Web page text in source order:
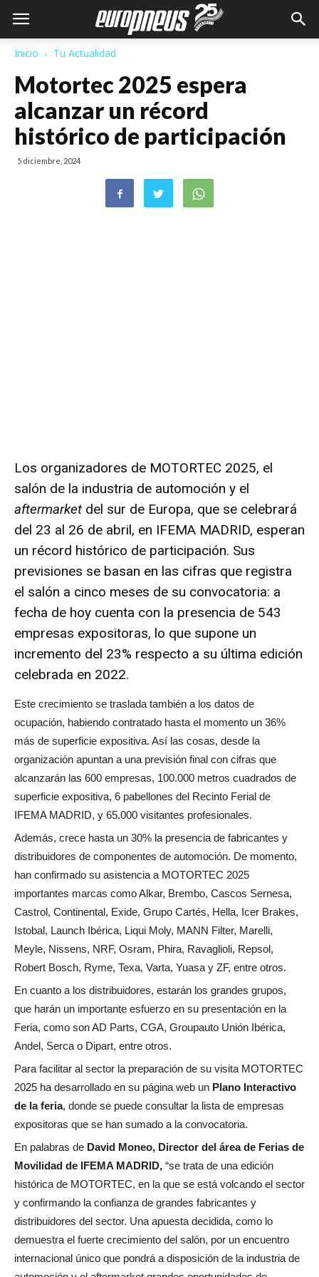
Inicio Tu Actualidad
Motortec 2025 espera
alcanzar un récord
histórico de participación
5 diciembre, 2024
Los organizadores de MOTORTEC 2025, el
salón de la industria de automoción y el
aftermarket del sur de Europa, que se celebrará
del 23 al 26 de abril, en IFEMA MADRID, esperan
un récord histórico de participación. Sus
previsiones se basan en las cifras que registra
el salón a cinco meses de su convocatoria: a
fecha de hoy cuenta con la presencia de 543
empresas expositoras, lo que supone un
incremento del 23% respecto a su última edición
celebrada en 2022.
Este crecimiento se traslada también a los datos de
ocupación, habiendo contratado hasta el momento un 36%
más de superficie expositiva. Así las cosas, desde la
organización apuntan a una previsión final con cifras que
alcanzarán las 600 empresas, 100.000 metros cuadrados de
superficie expositiva, 6 pabellones del Recinto Ferial de
IFEMA MADRID, y 65.000 visitantes profesionales.
Además, crece hasta un 30% la presencia de fabricantes y
distribuidores de componentes de automoción. De momento,
han confirmado su asistencia a MOTORTEC 2025
importantes marcas como Alkar, Brembo, Cascos Sernesa,
Castrol, Continental, Exide, Grupo Cartés, Hella, Icer Brakes,
Istobal, Launch Ibérica, Liqui Moly, MANN Filter, Marelli,
Meyle, Nissens, NRF, Osram, Phira, Ravaglioli, Repsol,
Robert Bosch, Ryme, Texa, Varta, Yuasa y ZF, entre otros.
En cuanto a los distribuidores, estarán los grandes grupos,
que harán un importante esfuerzo en su presentación en la
Feria, como son AD Parts, CGA, Groupauto Unión Ibérica,
Andel, Serca o Dipart, entre otros.
Para facilitar al sector la preparación de su visita MOTORTEC
2025 ha desarrollado en su página web un Plano Interactivo
de la feria, donde se puede consultar la lista de empresas
expositoras que se han sumado a la convocatoria.
En palabras de David Moneo, Director del área de Ferias de
Movilidad de IFEMA MADRID, “se trata de una edición
histórica de MOTORTEC, en la que se está volcando el sector
y confirmando la confianza de grandes fabricantes y
distribuidores del sector. Una apuesta decidida, como lo
demuestra el fuerte crecimiento del salón, por un encuentro
internacional único que pondrá a disposición de la industria de